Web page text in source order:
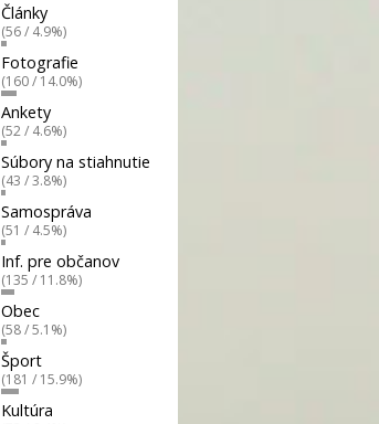
Články
(56 / 4.9%)
Fotografie
(160 / 14.0%)
Ankety
(52 / 4.6%)
Súbory na stiahnutie
(43 / 3.8%)
Samospráva
(51 / 4.5%)
Inf. pre občanov
(135 / 11.8%)
Obec
(58 / 5.1%)
Šport
(181 / 15.9%)
Kultúra